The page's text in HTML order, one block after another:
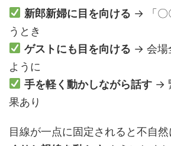
新郎新婦に目を向ける → 「〇
うとき
ゲストにも目を向ける → 会場
ように
手を軽く動かしながら話す→
果あり
目線が一点に固定されると不自然